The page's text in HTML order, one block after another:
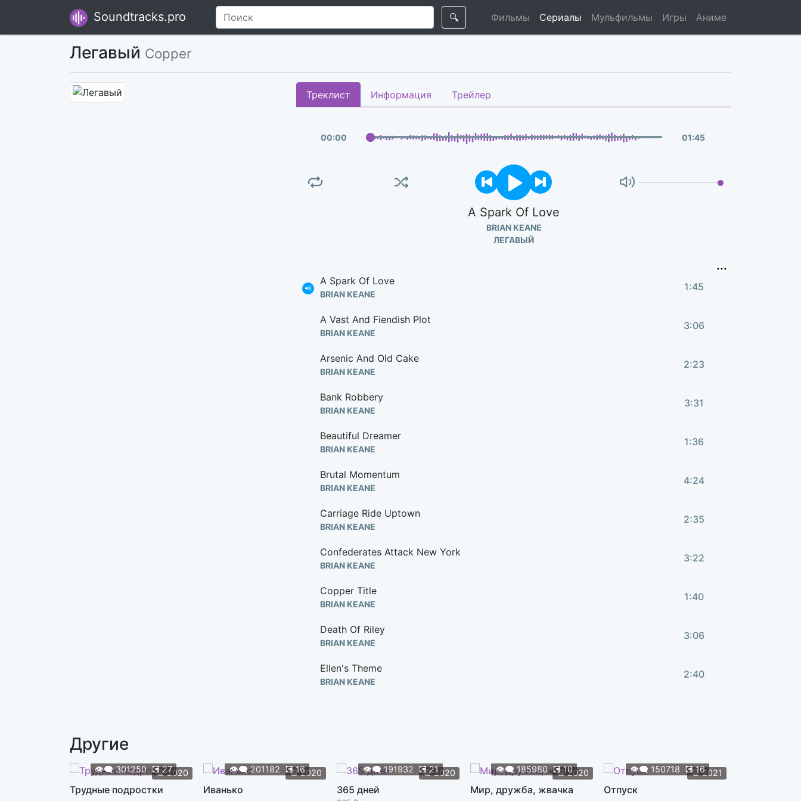
Soundtracks.pro 🔍 Фильмы Сериалы Мульфильмы Игры Аниме
Легавый Copper
Треклист Информация Трейлер
00:00 01:45
A Spark Of Love
BRIAN KEANE
ЛЕГАВЫЙ
A Spark Of Love
BRIAN KEANE
1:45
A Vast And Fiendish Plot
BRIAN KEANE
3:06
Arsenic And Old Cake
BRIAN KEANE
2:23
Bank Robbery
BRIAN KEANE
3:31
Beautiful Dreamer
BRIAN KEANE
1:36
Brutal Momentum
BRIAN KEANE
4:24
Carriage Ride Uptown
BRIAN KEANE
2:35
Confederates Attack New York
BRIAN KEANE
3:22
Copper Title
BRIAN KEANE
1:40
Death Of Riley
BRIAN KEANE
3:06
Ellen's Theme
BRIAN KEANE
2:40
Galop
BRIAN KEANE
Другие
📆2020
👁️‍🗨️301250 💽27
Трудные подростки
📆2020
👁️‍🗨️201182 💽16
Иванько
📆2020
👁️‍🗨️191932 💽21
365 дней
📆2020
👁️‍🗨️185980 💽10
Мир, дружба, жвачка
📆2021
👁️‍🗨️ 150718 💽16
Отпуск